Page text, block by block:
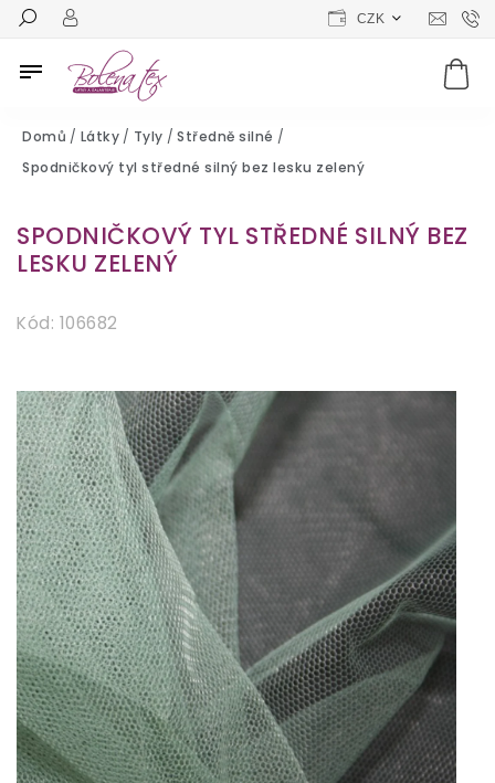
CZK
Domů / Látky / Tyly / Středně silné /
Spodničkový tyl středné silný bez lesku zelený
SPODNIČKOVÝ TYL STŘEDNÉ SILNÝ BEZ
LESKU ZELENÝ
Kód: 106682